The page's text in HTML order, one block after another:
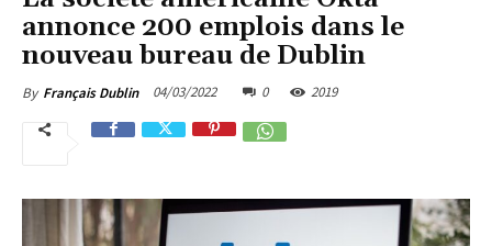
annonce 200 emplois dans le
nouveau bureau de Dublin
By Français Dublin 04/03/2022 0 2019